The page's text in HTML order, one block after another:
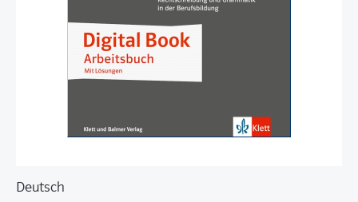
Deutsch